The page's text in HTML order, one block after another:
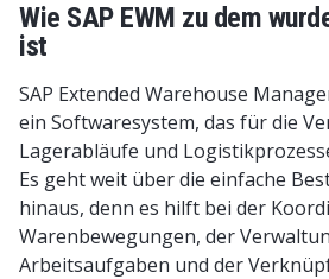
Wie SAP EWM zu dem
ist
SAP Extended Warehouse
ein Softwaresystem, das für die
Lagerabläufe und
Es geht weit über die einfache
hinaus, denn es hilft bei der
Warenbewegungen, der
Arbeitsaufgaben und der